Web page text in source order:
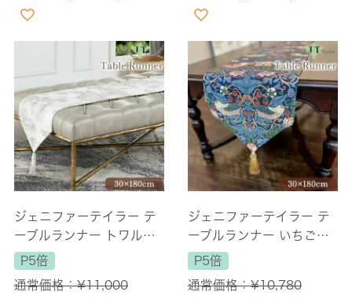
ジェニファーテイラー テ
ーブルランナー トワルド
ジュイ(Toile de Jouy) 大
柄 長さ180cm 【送料無
料】
P5倍
通常価格：¥11,000
ジェニファーテイラー テ
ーブルランナー いちご泥
棒(Strawberry Thief) 長
さ180cm 【送料無料】
P5倍
通常価格：¥10,780